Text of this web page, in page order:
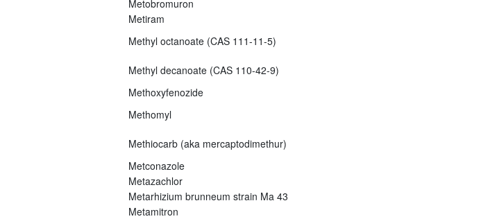
Metobromuron
Metiram
Methyl octanoate (CAS 111-11-5)
Methyl decanoate (CAS 110-42-9)
Methoxyfenozide
Methomyl
Methiocarb (aka mercaptodimethur)
Metconazole
Metazachlor
Metarhizium brunneum strain Ma 43
Metamitron